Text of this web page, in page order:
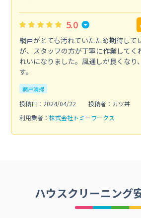
5.0
網戸がとても汚れていたため期待して
が、スタッフの方が丁寧に作業してく
れいになりました。風通しが良くなり
す。
網戸清掃
投稿日：2024/04/22
投稿者：カツ丼
利用業者： 株式会社トミーワークス
ハウスクリーニング